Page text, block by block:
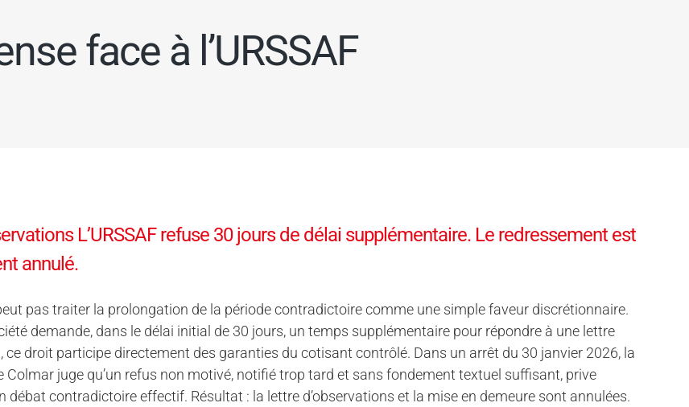
face à l’URSSAF
L’URSSAF refuse 30 jours de délai supplémentaire. Le redressement est
annulé.
peut pas traiter la prolongation de la période contradictoire comme une simple faveur discrétionnaire.
demande, dans le délai initial de 30 jours, un temps supplémentaire pour répondre à une lettre
ce droit participe directement des garanties du cotisant contrôlé. Dans un arrêt du 30 janvier 2026, la
Colmar juge qu’un refus non motivé, notifié trop tard et sans fondement textuel suffisant, prive
débat contradictoire effectif. Résultat : la lettre d’observations et la mise en demeure sont annulées.